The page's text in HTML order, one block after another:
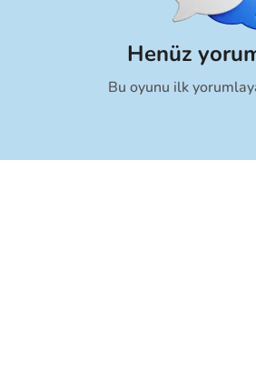
Henüz
Bu oyunu ilk
İptal